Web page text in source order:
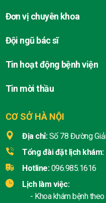
CƠ SỞ HÀ NỘI
Địa chỉ: Số 78 Đường
Tổng đài đặt lịch khám:
Hotline: 096.985.1616
Lịch làm việc:
- Khoa khám bệnh
Đơn vị chuyên khoa
Đội ngũ bác sĩ
Tin hoạt động bệnh viện
Tin mời thầu